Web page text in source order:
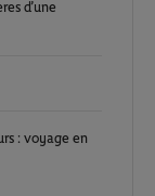
d’une
: voyage en